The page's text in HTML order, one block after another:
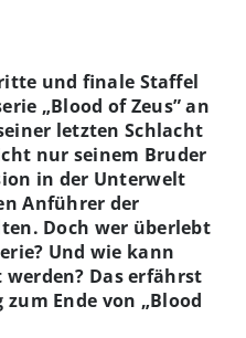
und finale Staffel
„Blood of Zeus” an
letzten Schlacht
nur seinem Bruder
in der Unterwelt
Anführer der
Doch wer überlebt
Und wie kann
werden? Das erfährst
Ende von „Blood